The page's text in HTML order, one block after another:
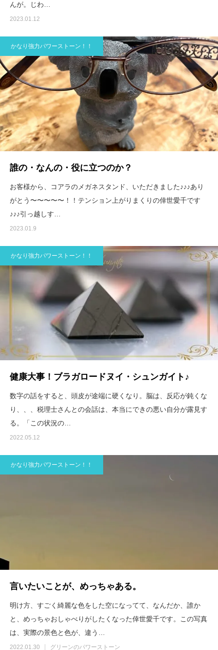
んが。じわ…
2023.01.12
かなり強力パワーストーン！！
誰の・なんの・役に立つのか？
お客様から、コアラのメガネスタンド、いただきました♪♪♪あり
がとう〜〜〜〜〜！！テンション上がりまくりの倖世愛千です
♪♪♪引っ越しす…
2023.01.9
かなり強力パワーストーン！！
健康大事！ブラガロードヌイ・シュンガイト♪
数字の話をすると、頭皮が途端に硬くなり。脳は、反応が鈍くな
り、、、税理士さんとの会話は、本当にできの悪い自分が露見す
る。「この状況の…
2022.05.12
かなり強力パワーストーン！！
言いたいことが、めっちゃある。
明け方、すごく綺麗な色をした空になってて、なんだか、誰か
と、めっちゃおしゃべりがしたくなった倖世愛千です。この写真
は、実際の景色と色が、違う…
2022.01.30 グリーンのパワーストーン